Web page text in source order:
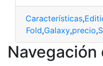
Características,
Fold,Galaxy,precio,